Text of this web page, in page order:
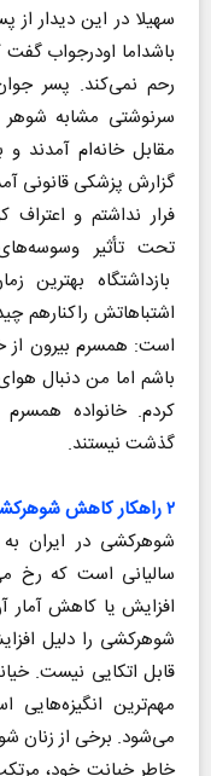
سهیلا در این دیدار
باشداما اودرجواب
رحم نمی‌کند. پسر
سرنوشتی مشابه
مقابل خانه‌ام آمدند
گزارش پزشکی قانونی
فرار نداشتم و
تحت تأثیر
بازداشتگاه بهترین
اشتباهاتش راکنارهم
است: همسرم بیرون از
باشم اما من دنبال
کردم. خانواده
گذشت نیستند.
۲ راهکار کاهش شوهرکشی
شوهرکشی در ایران
سالیانی است که رخ
افزایش یا کاهش آمار
شوهرکشی را دلیل
قابل اتکایی نیست.
مهم‌ترین
می‌شود. برخی از زنان